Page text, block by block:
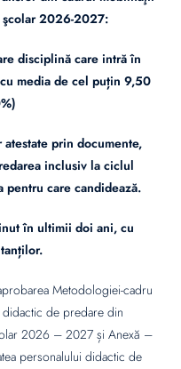
2026-2027:
disciplină care intră în
media de cel puțin 9,50
prin documente,
inclusiv la ciclul
care candidează.
în ultimii doi ani, cu
Metodologiei-cadru
de predare din
2026 – 2027 și Anexă –
personalului didactic de